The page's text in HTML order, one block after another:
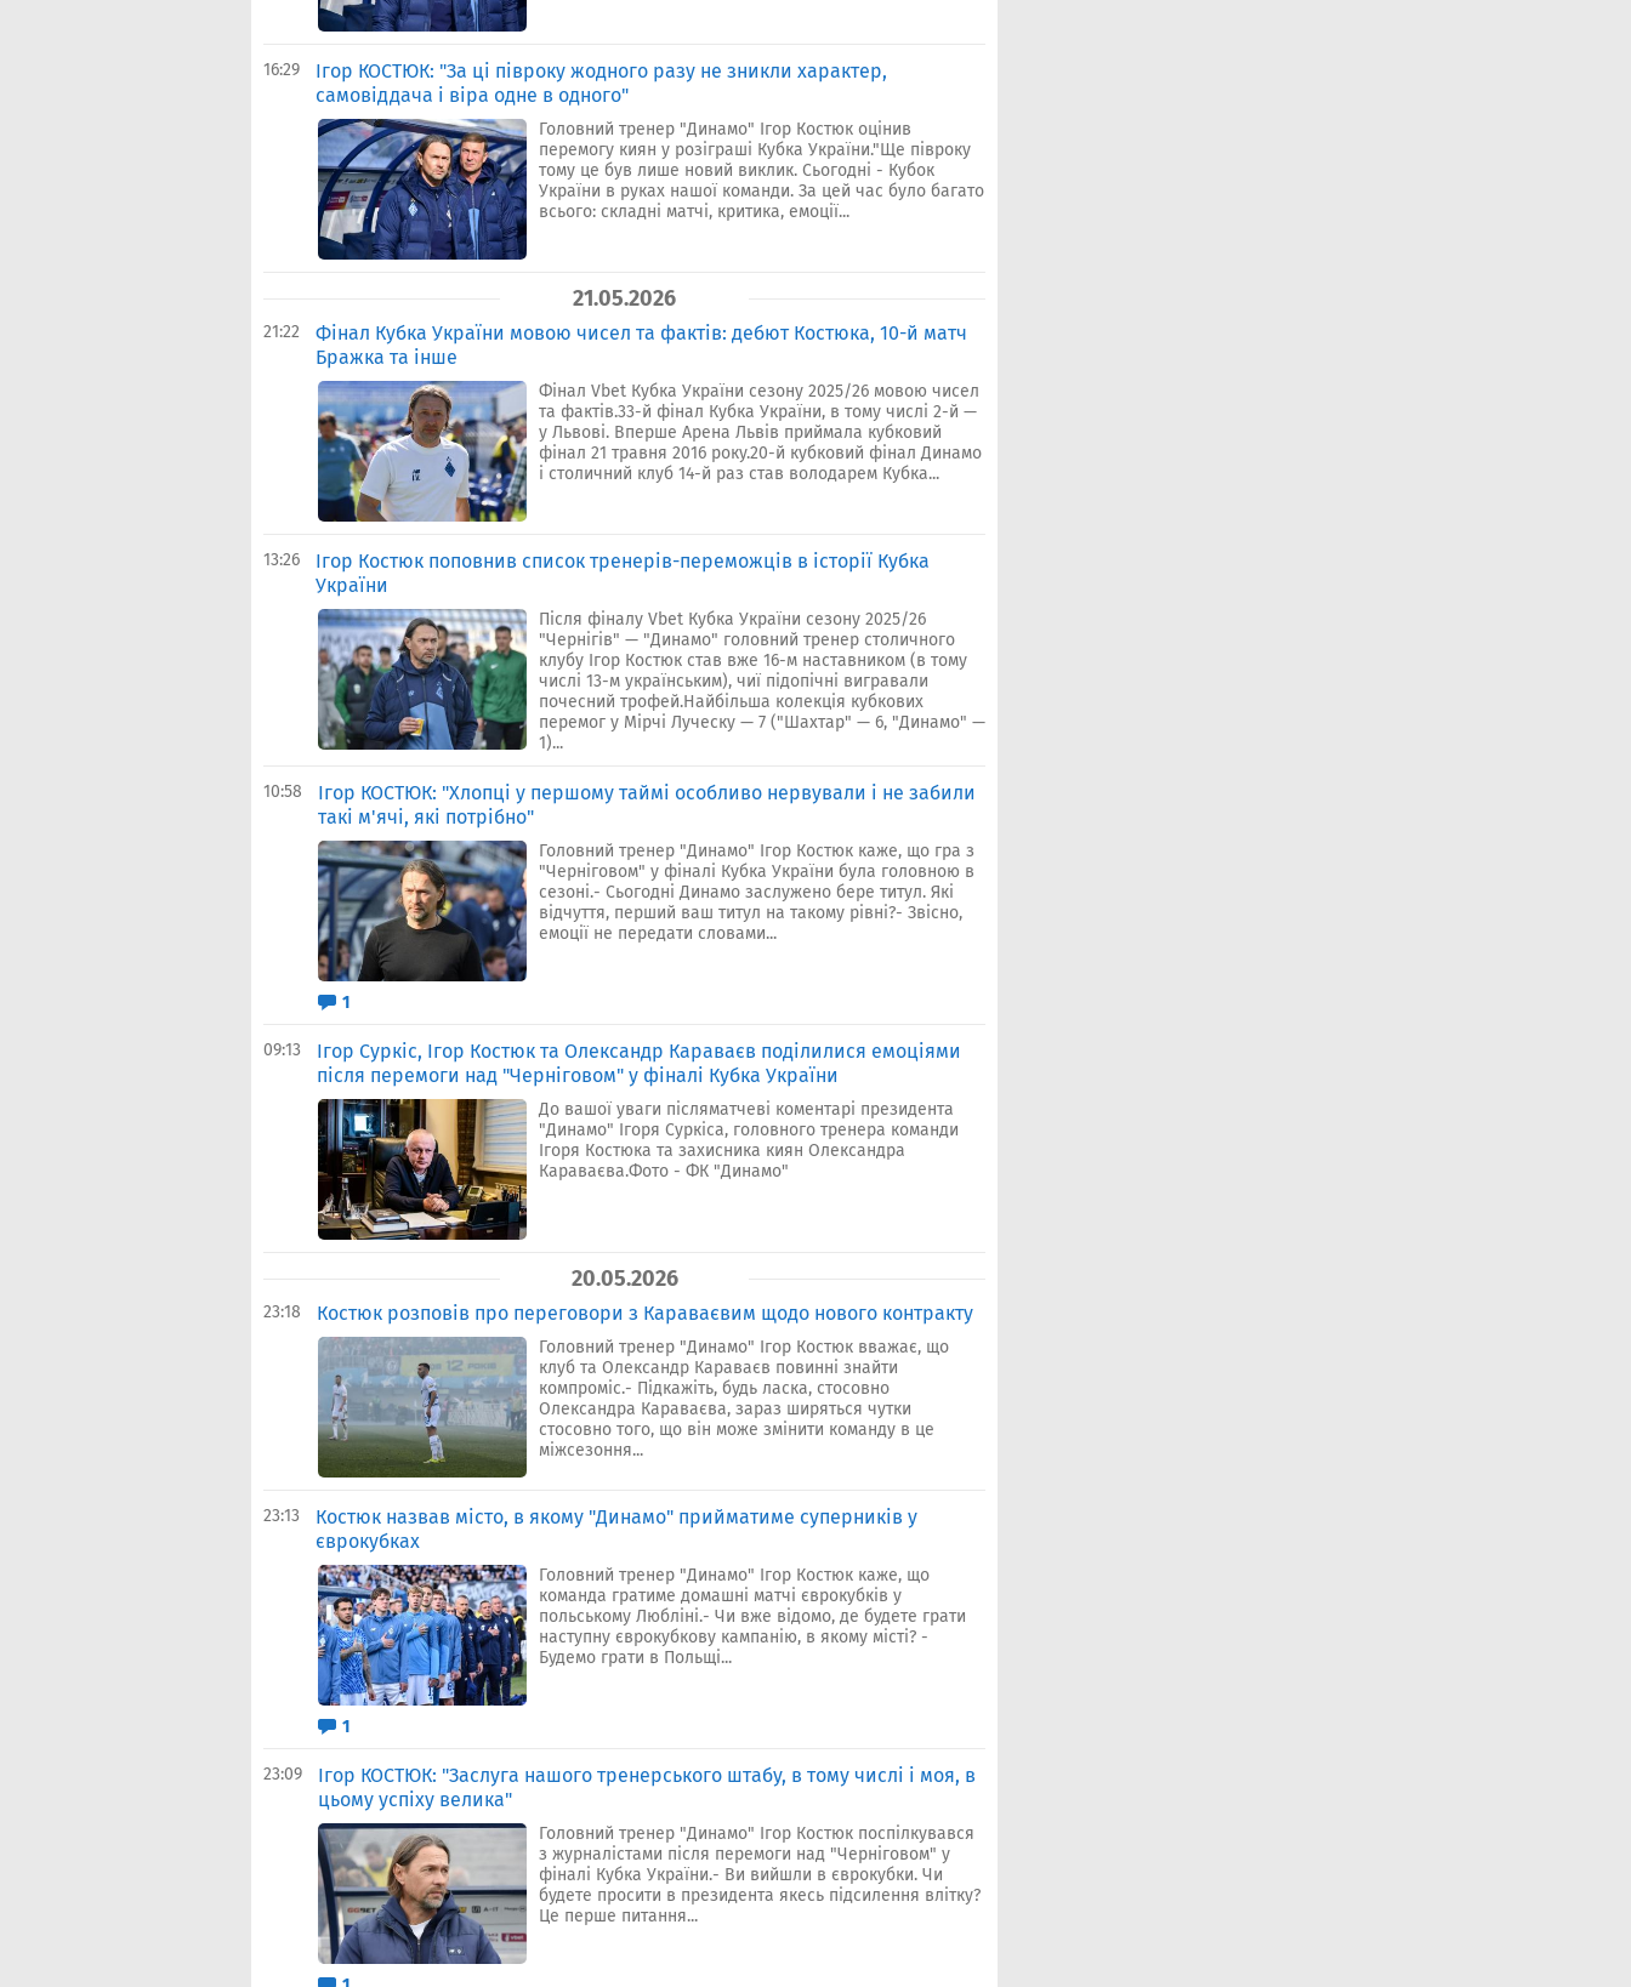
16:29
Ігор КОСТЮК: "За ці півроку жодного разу не зникли характер,
самовіддача і віра одне в одного"
Головний тренер "Динамо" Ігор Костюк оцінив
перемогу киян у розіграші Кубка України."Ще півроку
тому це був лише новий виклик. Сьогодні - Кубок
України в руках нашої команди. За цей час було багато
всього: складні матчі, критика, емоції...
21.05.2026
21:22
Фінал Кубка України мовою чисел та фактів: дебют Костюка, 10-й матч
Бражка та інше
Фінал Vbet Кубка України сезону 2025/26 мовою чисел
та фактів.33-й фінал Кубка України, в тому числі 2-й —
у Львові. Вперше Арена Львів приймала кубковий
фінал 21 травня 2016 року.20-й кубковий фінал Динамо
і столичний клуб 14-й раз став володарем Кубка...
13:26
Ігор Костюк поповнив список тренерів-переможців в історії Кубка
України
Після фіналу Vbet Кубка України сезону 2025/26
"Чернігів" — "Динамо" головний тренер столичного
клубу Ігор Костюк став вже 16-м наставником (в тому
числі 13-м українським), чиї підопічні вигравали
почесний трофей.Найбільша колекція кубкових
перемог у Мірчі Луческу — 7 ("Шахтар" — 6, "Динамо" —
1)...
10:58
Ігор КОСТЮК: "Хлопці у першому таймі особливо нервували і не забили
такі м'ячі, які потрібно"
Головний тренер "Динамо" Ігор Костюк каже, що гра з
"Черніговом" у фіналі Кубка України була головною в
сезоні.- Сьогодні Динамо заслужено бере титул. Які
відчуття, перший ваш титул на такому рівні?- Звісно,
емоції не передати словами...
1
09:13
Ігор Суркіс, Ігор Костюк та Олександр Караваєв поділилися емоціями
після перемоги над "Черніговом" у фіналі Кубка України
До вашої уваги післяматчеві коментарі президента
"Динамо" Ігоря Суркіса, головного тренера команди
Ігоря Костюка та захисника киян Олександра
Караваєва.Фото - ФК "Динамо"
20.05.2026
23:18 Костюк розповів про переговори з Караваєвим щодо нового контракту
Головний тренер "Динамо" Ігор Костюк вважає, що
клуб та Олександр Караваєв повинні знайти
компроміс.- Підкажіть, будь ласка, стосовно
Олександра Караваєва, зараз ширяться чутки
стосовно того, що він може змінити команду в це
міжсезоння...
23:13
Костюк назвав місто, в якому "Динамо" прийматиме суперників у
єврокубках
Головний тренер "Динамо" Ігор Костюк каже, що
команда гратиме домашні матчі єврокубків у
польському Любліні.- Чи вже відомо, де будете грати
наступну єврокубкову кампанію, в якому місті? -
Будемо грати в Польщі...
1
23:09
Ігор КОСТЮК: "Заслуга нашого тренерського штабу, в тому числі і моя, в
цьому успіху велика"
Головний тренер "Динамо" Ігор Костюк поспілкувався
з журналістами після перемоги над "Черніговом" у
фіналі Кубка України.- Ви вийшли в єврокубки. Чи
будете просити в президента якесь підсилення влітку?
Це перше питання...